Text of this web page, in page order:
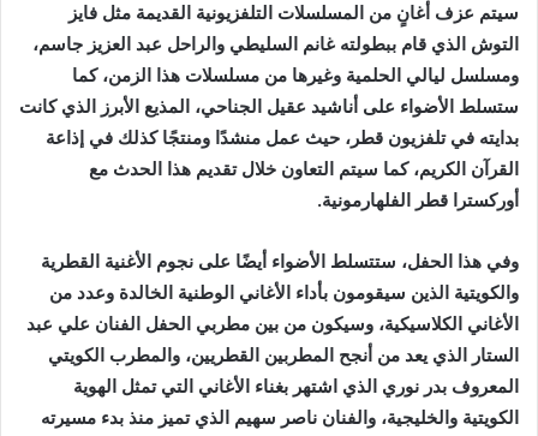
سيتم عزف أغانٍ من المسلسلات التلفزيونية القديمة مثل فايز
التوش الذي قام ببطولته غانم السليطي والراحل عبد العزيز جاسم،
ومسلسل ليالي الحلمية وغيرها من مسلسلات هذا الزمن، كما
ستسلط الأضواء على أناشيد عقيل الجناحي، المذيع الأبرز الذي كانت
بدايته في تلفزيون قطر، حيث عمل منشدًا ومنتجًا كذلك في إذاعة
القرآن الكريم، كما سيتم التعاون خلال تقديم هذا الحدث مع
أوركسترا قطر الفلهارمونية.
وفي هذا الحفل، ستتسلط الأضواء أيضًا على نجوم الأغنية القطرية
والكويتية الذين سيقومون بأداء الأغاني الوطنية الخالدة وعدد من
الأغاني الكلاسيكية، وسيكون من بين مطربي الحفل الفنان علي عبد
الستار الذي يعد من أنجح المطربين القطريين، والمطرب الكويتي
المعروف بدر نوري الذي اشتهر بغناء الأغاني التي تمثل الهوية
الكويتية والخليجية، والفنان ناصر سهيم الذي تميز منذ بدء مسيرته